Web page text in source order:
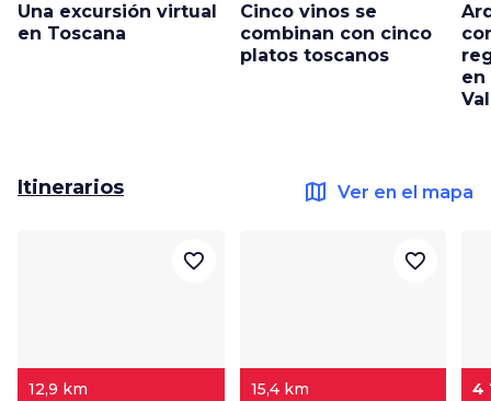
Una excursión virtual
en Toscana
Cinco vinos se
combinan con cinco
platos toscanos
en
Itinerarios map Ver en el mapa
12,9 km
favorite_border
15,4 km
favorite_border
4